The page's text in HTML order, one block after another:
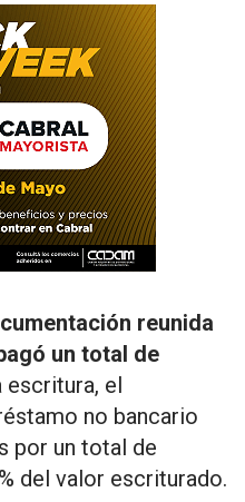
reunida
un total de
escritura, el
no bancario
por un total de
del valor escriturado.